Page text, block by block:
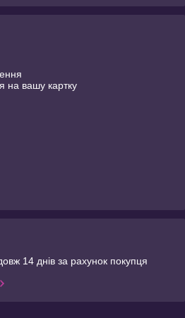
на вашу картку
14 днів за рахунок покупця